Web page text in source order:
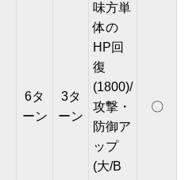
6タ
ーン
3タ
ーン
味方単
体の
HP回
復
(1800)/
攻撃・
防御ア
ップ
(大/B
〇